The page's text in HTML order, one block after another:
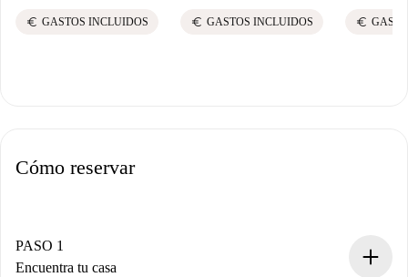
euro GASTOS INCLUIDOS euro GASTOS INCLUIDOS euro
Cómo reservar
PASO 1
Encuentra tu casa